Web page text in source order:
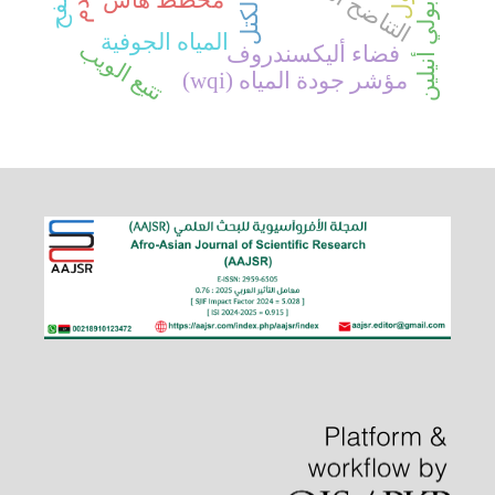
فضاء أليكسندروف
مؤشر جودة المياه (wqi)
المياه الجوفية بولي أنيلين تتبع الويب